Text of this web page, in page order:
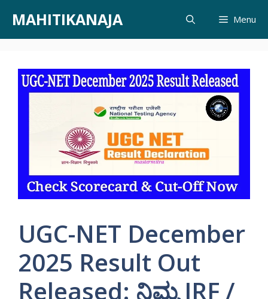
content
MAHITIKANAJA Menu
UGC-NET December
2025 Result Out
Released: ನಿಮ್ಮ JRF /